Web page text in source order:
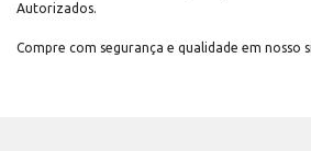
Autorizados.
Compre com segurança e qualidade em nosso